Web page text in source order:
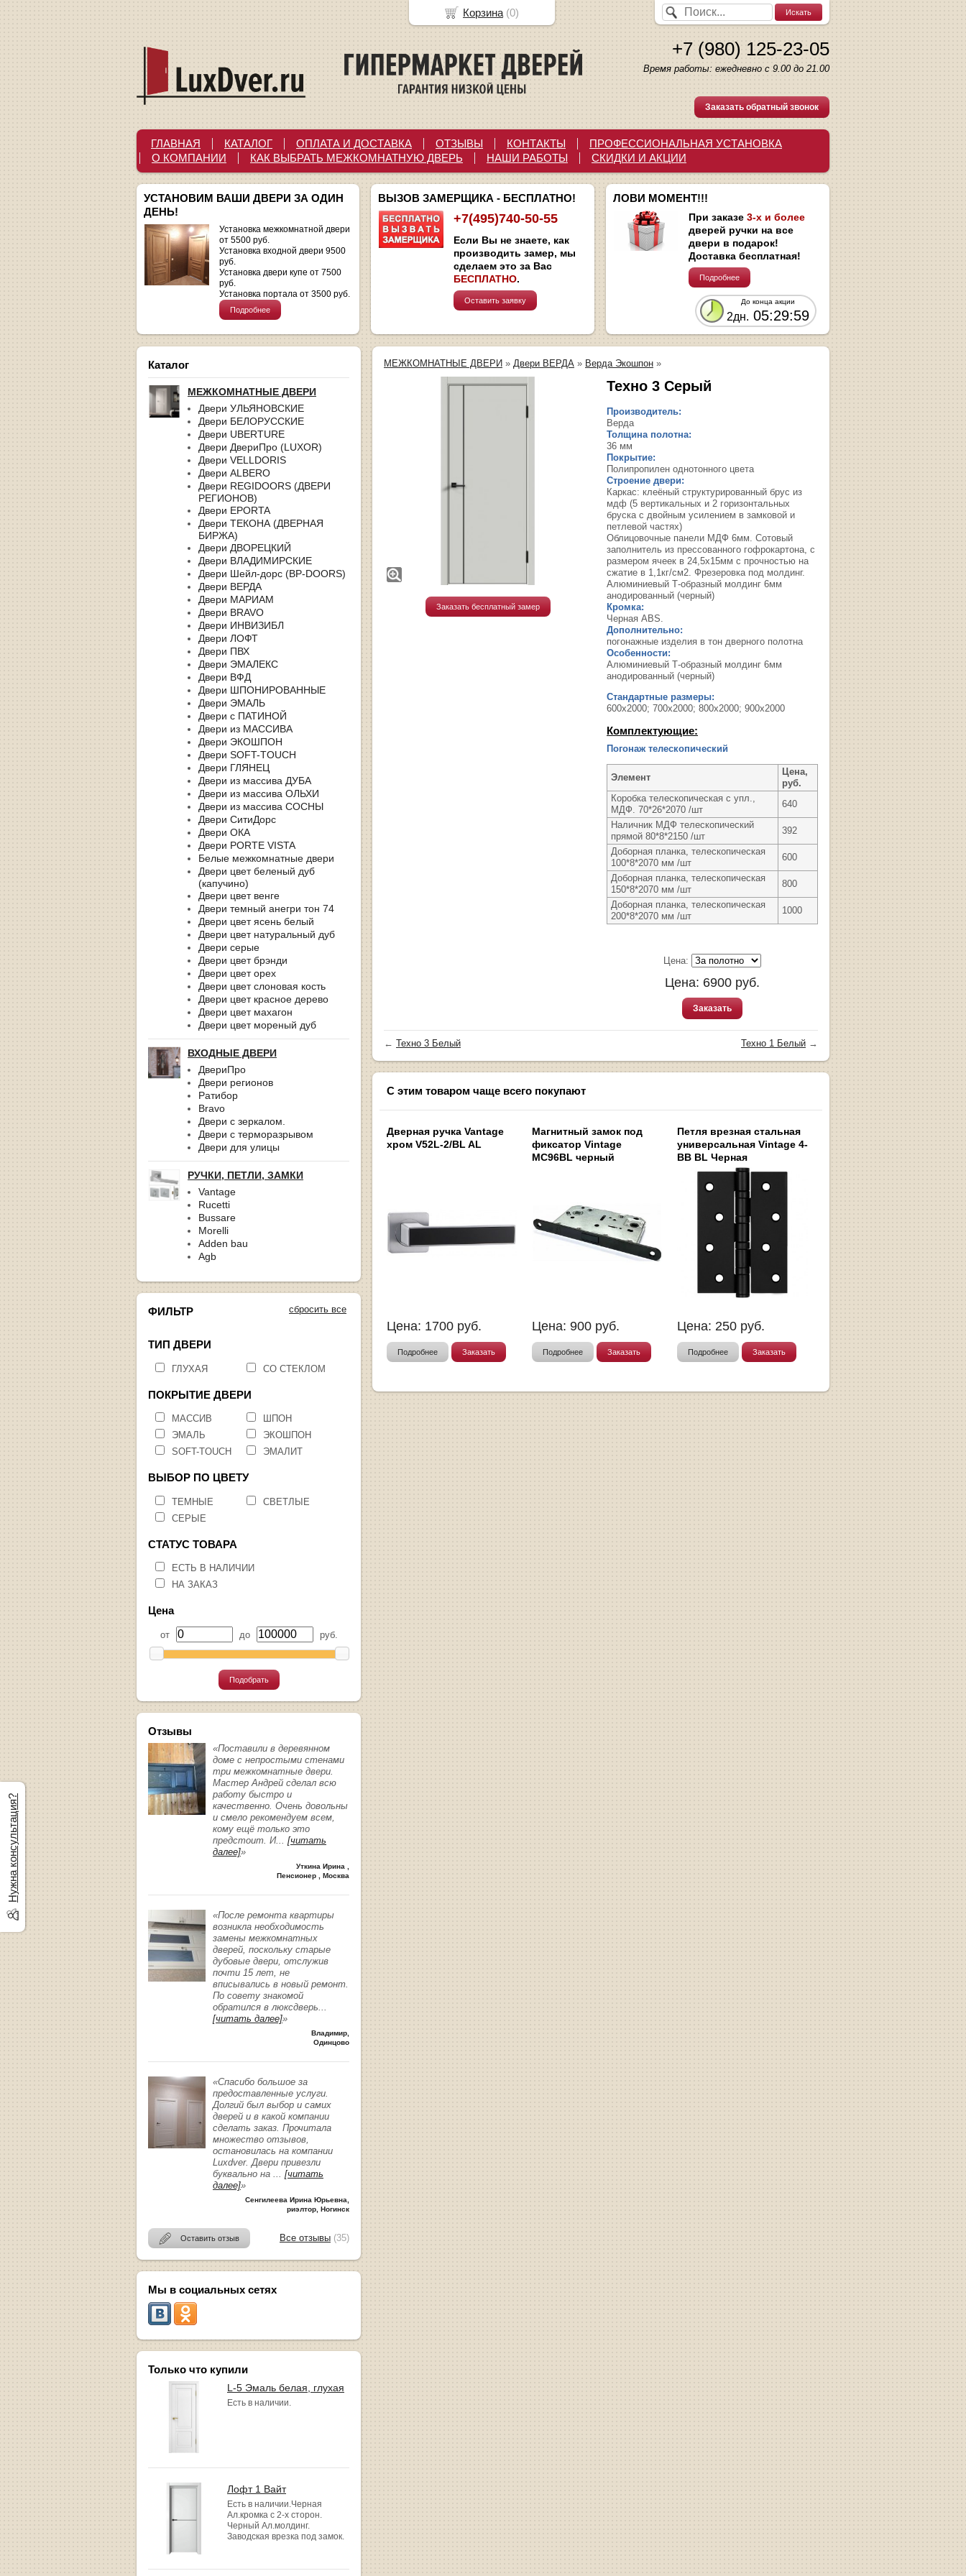
+7 (980) 125-23-05
Время работы: ежедневно с 9.00 до 21.00
Заказать обратный звонок
ГЛАВНАЯ КАТАЛОГ ОПЛАТА И ДОСТАВКА ОТЗЫВЫ КОНТАКТЫ
ПРОФЕССИОНАЛЬНАЯ УСТАНОВКА
О КОМПАНИИ
КАК ВЫБРАТЬ МЕЖКОМНАТНУЮ ДВЕРЬ НАШИ РАБОТЫ СКИДКИ И АКЦИИ
УСТАНОВИМ ВАШИ ДВЕРИ ЗА ОДИН
ДЕНЬ!
Установка межкомнатной двери
от 5500 руб.
Установка входной двери 9500
руб.
Установка двери купе от 7500
руб.
Установка портала от 3500 руб.
Подробнее
ВЫЗОВ ЗАМЕРЩИКА - БЕСПЛАТНО!
+7(495)740-50-55
Если Вы не знаете, как
производить замер, мы
сделаем это за Вас
БЕСПЛАТНО.
Оставить заявку
ЛОВИ МОМЕНТ!!!
При заказе 3-х и более
дверей ручки на все
двери в подарок!
Доставка бесплатная!
Подробнее
До конца акции
2дн. 05:29:58
Каталог
МЕЖКОМНАТНЫЕ ДВЕРИ
Двери УЛЬЯНОВСКИЕ
Двери БЕЛОРУССКИЕ
Двери UBERTURE
Двери ДвериПро (LUXOR)
Двери VELLDORIS
Двери ALBERO
Двери REGIDOORS (ДВЕРИ
РЕГИОНОВ)
Двери EPORTA
Двери ТЕКОНА (ДВЕРНАЯ
БИРЖА)
Двери ДВОРЕЦКИЙ
Двери ВЛАДИМИРСКИЕ
Двери Шейл-дорс (BP-DOORS)
Двери ВЕРДА
Двери МАРИАМ
Двери BRAVO
Двери ИНВИЗИБЛ
Двери ЛОФТ
Двери ПВХ
Двери ЭМАЛЕКС
Двери ВФД
Двери ШПОНИРОВАННЫЕ
Двери ЭМАЛЬ
Двери с ПАТИНОЙ
Двери из МАССИВА
Двери ЭКОШПОН
Двери SOFT-TOUCH
Двери ГЛЯНЕЦ
Двери из массива ДУБА
Двери из массива ОЛЬХИ
Двери из массива СОСНЫ
Двери СитиДорс
Двери ОКА
Двери PORTE VISTA
Белые межкомнатные двери
Двери цвет беленый дуб
(капучино)
Двери цвет венге
Двери темный анегри тон 74
Двери цвет ясень белый
Двери цвет натуральный дуб
Двери серые
Двери цвет брэнди
Двери цвет орех
Двери цвет слоновая кость
Двери цвет красное дерево
Двери цвет махагон
Двери цвет мореный дуб
ВХОДНЫЕ ДВЕРИ
ДвериПро
Двери регионов
Ратибор
Bravo
Двери с зеркалом.
Двери с терморазрывом
Двери для улицы
РУЧКИ, ПЕТЛИ, ЗАМКИ
Vantage
Rucetti
Bussare
Morelli
Adden bau
Agb
сбросить все
ФИЛЬТР
ТИП ДВЕРИ
ГЛУХАЯ СО СТЕКЛОМ
ПОКРЫТИЕ ДВЕРИ
МАССИВ
ШПОН
ЭМАЛЬ
ЭКОШПОН
SOFT-TOUCH
ЭМАЛИТ
ВЫБОР ПО ЦВЕТУ
ТЕМНЫЕ
СВЕТЛЫЕ
СЕРЫЕ
СТАТУС ТОВАРА
ЕСТЬ В НАЛИЧИИ
НА ЗАКАЗ
Цена
от до руб.
Подобрать
Отзывы
«Поставили в деревянном
доме с непростыми стенами
три межкомнатные двери.
Мастер Андрей сделал всю
работу быстро и
качественно. Очень довольны
и смело рекомендуем всем,
кому ещё только это
предстоит. И... [читать
далее]»
Уткина Ирина ,
Пенсионер , Москва
«После ремонта квартиры
возникла необходимость
замены межкомнатных
дверей, поскольку старые
дубовые двери, отслужив
почти 15 лет, не
вписывались в новый ремонт.
По совету знакомой
обратился в люксдверь...
[читать далее]»
Владимир,
Одинцово
«Спасибо большое за
предоставленные услуги.
Долгий был выбор и самих
дверей и в какой компании
сделать заказ. Прочитала
множество отзывов,
остановилась на компании
Luxdver. Двери привезли
буквально на ... [читать
далее]»
Сенгилеева Ирина Юрьевна,
риэлтор, Ногинск
Оставить отзыв Все отзывы (35)
Мы в социальных сетях
Только что купили
L-5 Эмаль белая, глухая
Есть в наличии.
Лофт 1 Вайт
Есть в наличии.Черная
Ал.кромка с 2-х сторон.
Черный Ал.молдинг.
Заводская врезка под замок.
МЕЖКОМНАТНЫЕ ДВЕРИ » Двери ВЕРДА » Верда Экошпон »
Заказать бесплатный замер
Техно 3 Серый
Производитель:
Верда
Толщина полотна:
36 мм
Покрытие:
Полипропилен однотонного цвета
Строение двери:
Каркас: клеёный структурированный брус из
мдф (5 вертикальных и 2 горизонтальных
бруска с двойным усилением в замковой и
петлевой частях)
Облицовочные панели МДФ 6мм. Сотовый
заполнитель из прессованного гофрокартона, с
размером ячеек в 24,5х15мм с прочностью на
сжатие в 1,1кг/см2. Фрезеровка под молдинг.
Алюминиевый Т-образный молдинг 6мм
анодированный (черный)
Кромка:
Черная ABS.
Дополнительно:
погонажные изделия в тон дверного полотна
Особенности:
Алюминиевый Т-образный молдинг 6мм
анодированный (черный)
Стандартные размеры:
600х2000; 700х2000; 800х2000; 900х2000
Комплектующие:
Погонаж телескопический
Элемент
Цена,
руб.
Коробка телескопическая с упл.,
МДФ. 70*26*2070 /шт
640
Наличник МДФ телескопический
прямой 80*8*2150 /шт
392
Доборная планка, телескопическая
100*8*2070 мм /шт
600
Доборная планка, телескопическая
150*8*2070 мм /шт
800
Доборная планка, телескопическая
200*8*2070 мм /шт
1000
Цена:
Цена: 6900 руб.
Заказать
← Техно 3 Белый Техно 1 Белый →
С этим товаром чаще всего покупают
Дверная ручка Vantage
хром V52L-2/BL AL
Цена: 1700 руб.
Подробнее Заказать
Магнитный замок под
фиксатор Vintage
MC96BL черный
Цена: 900 руб.
Подробнее Заказать
Петля врезная стальная
универсальная Vintage 4-
BB BL Черная
Цена: 250 руб.
Подробнее Заказать
Нужна консультация?
Корзина (0)